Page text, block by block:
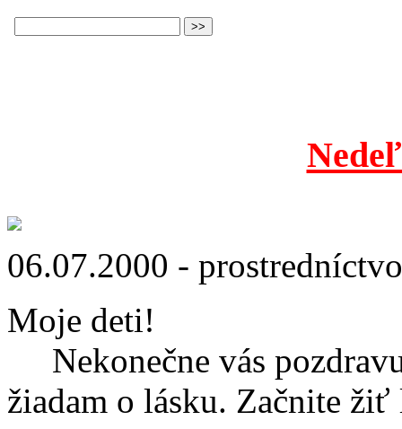
06.07.2000 -
Moje deti!
Nekonečne vás
žiadam o lásku. Začnite